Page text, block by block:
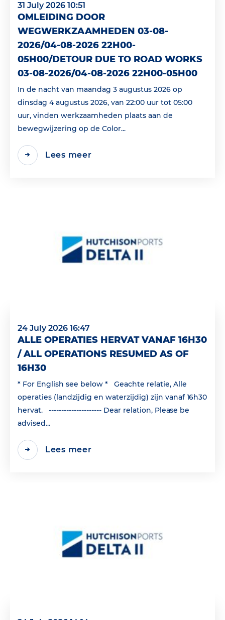
31 July 2026 10:51
OMLEIDING DOOR
WEGWERKZAAMHEDEN 03-08-
2026/04-08-2026 22H00-
05H00/DETOUR DUE TO ROAD WORKS
03-08-2026/04-08-2026 22H00-05H00
In de nacht van maandag 3 augustus 2026 op
dinsdag 4 augustus 2026, van 22:00 uur tot 05:00
uur, vinden werkzaamheden plaats aan de
bewegwijzering op de Color...
Lees meer
24 July 2026 16:47
ALLE OPERATIES HERVAT VANAF 16H30
/ ALL OPERATIONS RESUMED AS OF
16H30
* For English see below * Geachte relatie, Alle
operaties (landzijdig en waterzijdig) zijn vanaf 16h30
hervat. --------------------- Dear relation, Please be
advised...
Lees meer